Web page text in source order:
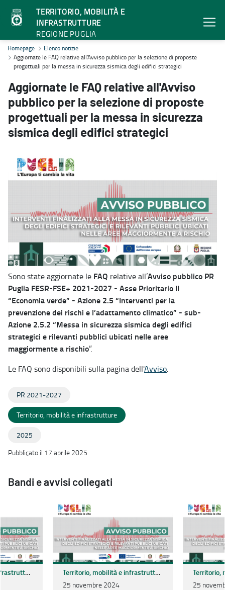
TERRITORIO, MOBILITÀ E
INFRASTRUTTURE
REGIONE PUGLIA
Aggiornate le FAQ relative all'Avviso pubblico per la selezione
Homepage
Elenco notizie
Aggiornate le FAQ relative all'Avviso pubblico per la selezione di proposte
progettuali per la messa in sicurezza sismica degli edifici strategici
Aggiornate le FAQ relative all'Avviso
pubblico per la selezione di proposte
progettuali per la messa in sicurezza
sismica degli edifici strategici
Sono state aggiornate le FAQ relative all’Avviso pubblico PR
Puglia FESR-FSE+ 2021-2027 - Asse Prioritario II
“Economia verde” - Azione 2.5 “Interventi per la
prevenzione dei rischi e l’adattamento climatico” - sub-
Azione 2.5.2 “Messa in sicurezza sismica degli edifici
strategici e rilevanti pubblici ubicati nelle aree
maggiormente a rischio”.
Le FAQ sono disponibili sulla pagina dell'Avviso.
PR 2021-2027
Territorio, mobilità e infrastrutture
2025
Pubblicato il 17 aprile 2025
Bandi e avvisi collegati
Territorio, mobilità e infrastrutture
Territorio, mobilità e infrastrutture
25 novembre 2024
25